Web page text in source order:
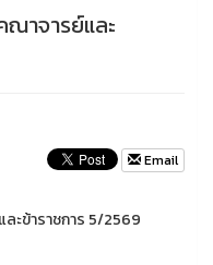
ณาจารย์และ
Email
ะข้าราชการ 5/2569